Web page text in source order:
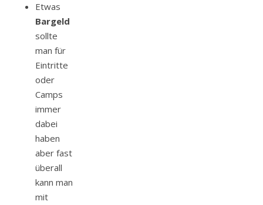
Etwas
Bargeld
sollte
man für
Eintritte
oder
Camps
immer
dabei
haben
aber fast
überall
kann man
mit